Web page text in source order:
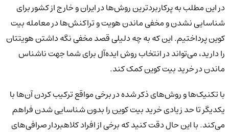
در این مطلب به پرکاربردترین روش‌ها در ایران و خارج از کشور برای
شناسایی نشدن و مخفی ماندن هویت و تراکنش‌ها در معامله بیت
کوین پرداختیم. این که به چه دلیلی قصد مخفی نگه داشتن هویتتان
را دارید، می‌تواند در انتخاب روش ایده‌آل برای شما جهت ناشناس
ماندن در خرید بیت کوین کمک کند.
با تکنیک‌ها و روش‌های ذکر شده در برخی مواقع ترکیب کردن آن‌ها با
یکدیگر تا حد زیادی خرید بیت کوین را بدون شناسایی شدن فراهم
می‌کند. با این حال دقت کنید که برخی از افراد کلاهبردار صرافی‌های